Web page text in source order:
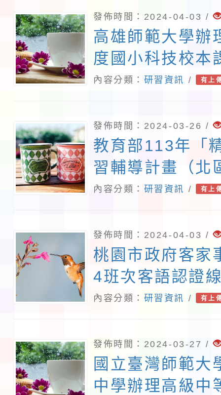
發佈時間：2024-04-03 /
高雄師範大學辦
度國小科技校本
校輔導及推廣計
運用【生成式AI
【課堂新風貌】
內容分類： 研習資訊 / 有上
發佈時間：2024-03-26 /
教育部113年「
習輔導計畫（北
教師數位教學增
內容分類： 研習資訊 / 有上
發佈時間：2024-04-03 /
桃園市政府客家
4班次客語認證
一案。
內容分類： 研習資訊 / 有上
發佈時間：2024-03-27 /
國立臺灣師範大
中學辦理高級中